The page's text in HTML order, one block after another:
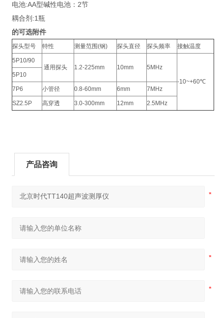
电池:AA型碱性电池：2节
耦合剂:1瓶
的可选附件
探头型号 特性 测量范围(钢) 探头直径 探头频率 接触温度
5P10/90
通用探头
1.2-225mm 10mm 5MHz
-10~+60℃
5P10
7P6 小管径 0.8-60mm 6mm 7MHz
SZ2.5P 高穿透 3.0-300mm 12mm 2.5MHz
产品咨询